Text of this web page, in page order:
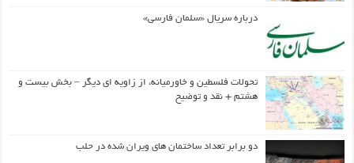
درباره سریال «سلمان فارسی»
تحولات فلسطین و خاورمیانه، از زاویه ای دیگر – بخش بیست و
هشتم + نقد و توضیح
دو برابر تعداد ساختمان های ویران شده در حلب